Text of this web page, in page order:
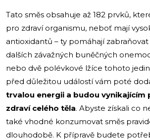
Tato směs obsahuje až 182 prvků,
pro zdraví organismu, neboť mají
antioxidantů – ty pomáhají zabraňovat
dalších závažných buněčných
nebo dvě polévkové lžíce tohoto
před důležitou událostí vám poté
trvalou energii a budou vynikajícím
zdraví celého těla. Abyste získali co
také vhodné konzumovat směs
dlouhodobě. K přípravě budete